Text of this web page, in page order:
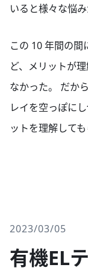
いると様々な悩
この 10 年間の
ど、メリットが
なかった。 だか
レイを空っぽに
ットを理解しても
2023/03/05
有機EL